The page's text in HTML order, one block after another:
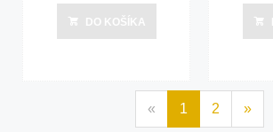
dní
Posledná aktualizácia dnes o 14:00
DO KOŠÍKA
Posledná
« 1 2 »